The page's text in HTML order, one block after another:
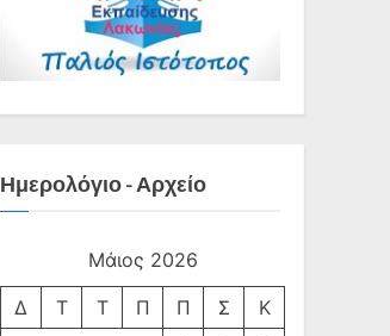
Ημερολόγιο - Αρχείο
Μάιος 2026
Δ Τ Τ Π Π Σ
Κ